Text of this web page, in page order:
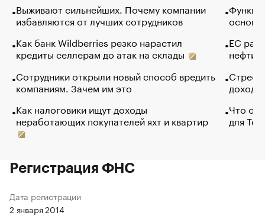
Выживают сильнейших. Почему компании
избавляются от лучших сотрудников
Как банк Wildberries резко нарастил
кредиты селлерам до атак на склады
Сотрудники открыли новый способ вредить
компаниям. Зачем им это
Как налоговики ищут доходы
неработающих покупателей яхт и квартир
основ
ЕС
нефти
Что
для
Регистрация ФНС
Дата регистрации
2 января 2014